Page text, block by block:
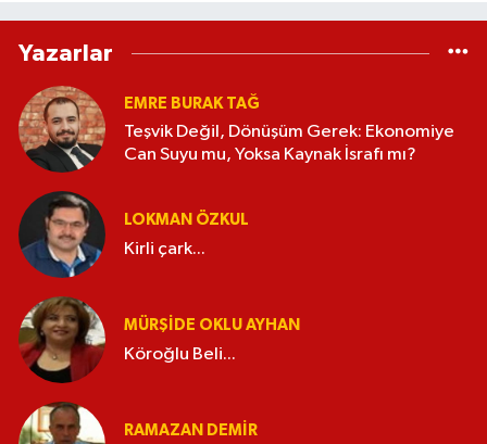
Yazarlar
EMRE BURAK TAĞ
Teşvik Değil, Dönüşüm Gerek: Ekonomiye
Can Suyu mu, Yoksa Kaynak İsrafı mı?
LOKMAN ÖZKUL
Kirli çark...
MÜRŞIDE OKLU AYHAN
Köroğlu Beli...
RAMAZAN DEMİR